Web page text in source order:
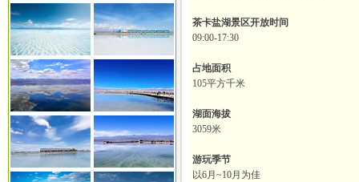
茶卡盐湖景区开放时间
09:00-17:30
占地面积
105平方千米
湖面海拔
3059米
游玩季节
以6月~10月为佳